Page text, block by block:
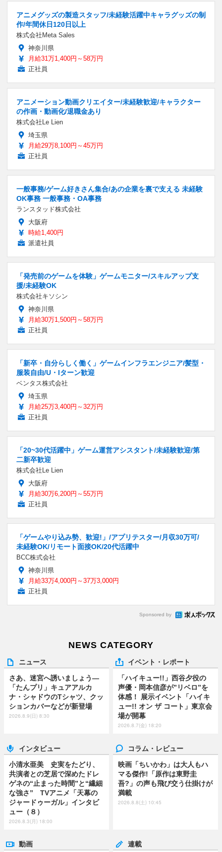
アニメグッズの製造スタッフ/未経験活躍中キャラグッズの制
作/年間休日120日以上
株式会社Meta Sales
神奈川県
月給31万1,400円～58万円
正社員
アニメーション動画クリエイター/未経験歓迎/キャラクター
の作画・動画化/退職金あり
株式会社Le Lien
埼玉県
月給29万8,100円～45万円
正社員
一般事務/ゲーム好きさん集合/あの企業を裏で支える 未経験
OK事務 一般事務・OA事務
ランスタッド株式会社
大阪府
時給1,400円
派遣社員
「発売前のゲームを体験」ゲームモニター/スキルアップ支
援/未経験OK
株式会社キソシン
神奈川県
月給30万1,500円～58万円
正社員
「新卒・自分らしく働く」ゲームインフラエンジニア/髪型・
服装自由/U・Iターン歓迎
ベンタス株式会社
埼玉県
月給25万3,400円～32万円
正社員
「20~30代活躍中」ゲーム運営アシスタント/未経験歓迎/第
二新卒歓迎
株式会社Le Lien
大阪府
月給30万6,200円～55万円
正社員
「ゲームやり込み勢、歓迎!」/アプリテスター/月収30万可/
未経験OK/リモート面接OK/20代活躍中
BCC株式会社
神奈川県
月給33万4,000円～37万3,000円
正社員
Sponsored by
NEWS CATEGORY
ニュース
さあ、迷宮へ誘いましょう―
「たんプリ」キュアアルカ
ナ・シャドウのTシャツ、クッ
ションカバーなどが新登場
2026.8.9(日) 8:30
イベント・レポート
「ハイキュー!!」西谷夕役の
声優・岡本信彦が”リベロ”を
体感！ 展示イベント「ハイキ
ュー!! オン ザ コート」東京会
場が開幕
2026.8.7(金) 18:20
インタビュー
小清水亜美 史実をたどり、
共演者との芝居で深めたドレ
ゲネの“止まった時間”と“繊細
な強さ” TVアニメ「天幕の
ジャードゥーガル」インタビ
ュー（８）
2026.8.3(月) 18:00
コラム・レビュー
映画「ちいかわ」は大人もハ
マる傑作!「原作は東野圭
吾?」の声も飛び交う仕掛けが
満載
2026.8.8(土) 10:45
動画 連載